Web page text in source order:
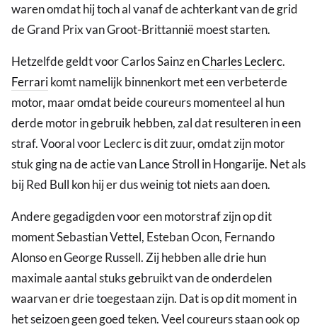
waren omdat hij toch al vanaf de achterkant van de grid
de Grand Prix van Groot-Brittannië moest starten.
Hetzelfde geldt voor Carlos Sainz enCharles Leclerc.
Ferrarikomt namelijk binnenkort met een verbeterde
motor, maar omdat beide coureurs momenteel al hun
derde motor in gebruik hebben, zal dat resulteren in een
straf. Vooral voor Leclerc is dit zuur, omdat zijn motor
stuk ging na de actie van Lance Stroll in Hongarije. Net als
bij Red Bull kon hij er dus weinig tot niets aan doen.
Andere gegadigden voor een motorstraf zijn op dit
moment Sebastian Vettel, Esteban Ocon, Fernando
Alonso en George Russell. Zij hebben alle drie hun
maximale aantal stuks gebruikt van de onderdelen
waarvan er drie toegestaan zijn. Dat is op dit moment in
het seizoen geen goed teken. Veel coureurs staan ook op